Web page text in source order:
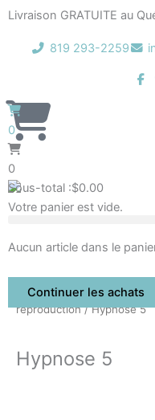
Aller
contenu
Livraison GRATUITE au
819 293-2259
0
0
Sous-total :$0.00
Votre panier est vide.
Aucun article dans le
Continuer les achats
Accueil/Boutique /
reproduction/ Hypnose 5
Hypnose 5